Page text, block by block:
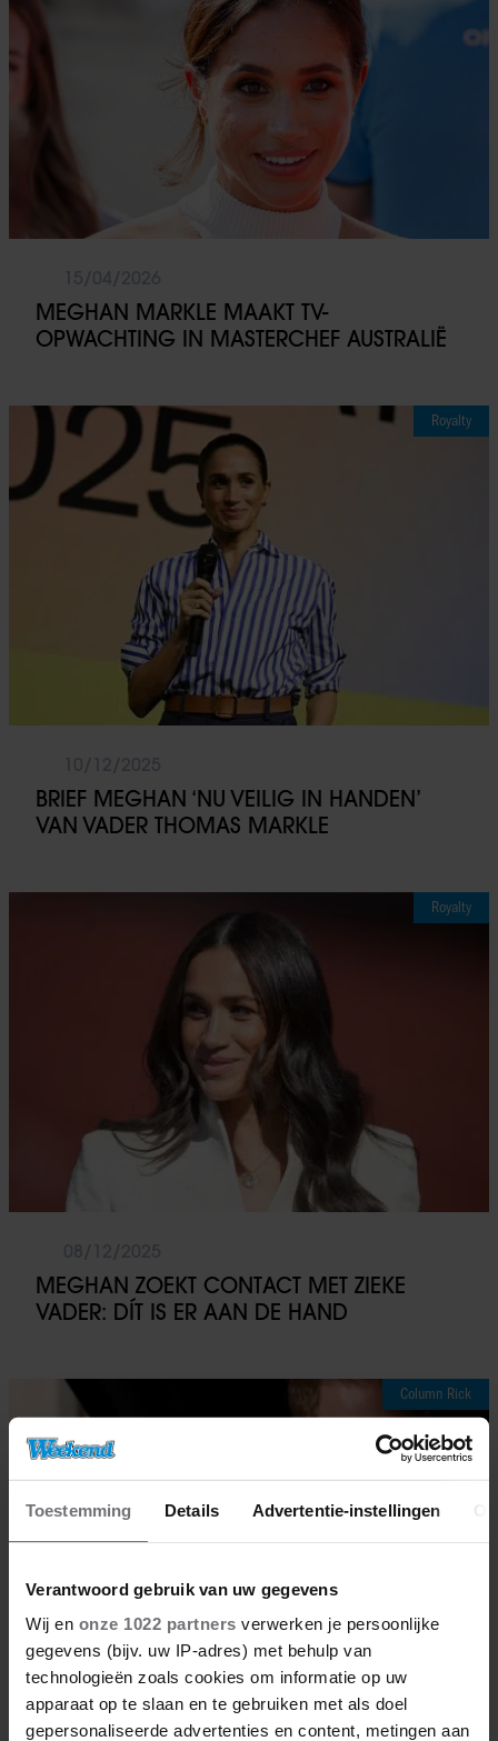
Toestemming Details Advertentie-instellingen
Verantwoord gebruik van uw gegevens
Wij en onze 1022 partners verwerken je persoonlijke
gegevens (bijv. uw IP-adres) met behulp van
technologieën zoals cookies om informatie op uw
apparaat op te slaan en te gebruiken met als doel
gepersonaliseerde advertenties en content, metingen aan
MEGHAN MARKLE MAAKT TV-
OPWACHTING IN MASTERCHEF AUSTRALIË
Royalty
BRIEF MEGHAN ‘NU VEILIG IN HANDEN’
VAN VADER THOMAS MARKLE
Royalty
MEGHAN ZOEKT CONTACT MET ZIEKE
VADER: DÍT IS ER AAN DE HAND
Column Rick